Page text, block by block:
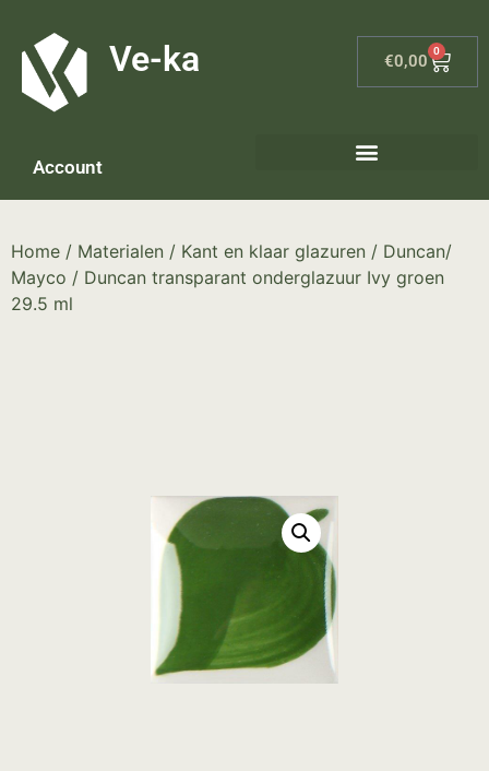
Ve-ka €0,00
0
Account
Home / Materialen / Kant en klaar glazuren / Duncan/
Mayco / Duncan transparant onderglazuur Ivy groen
29.5 ml